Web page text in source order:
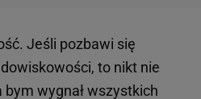
Jeśli pozbawi się
to nikt nie
bym wygnał wszystkich